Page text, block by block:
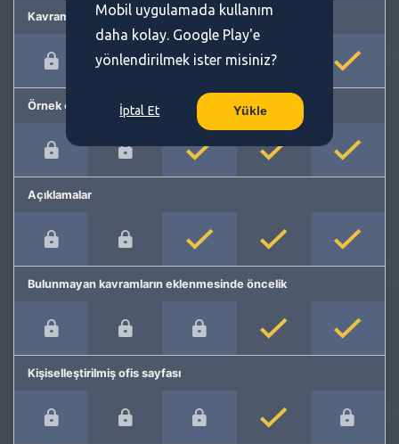
Kavram önerme
Örnek cümleler
Açıklamalar
Bulunmayan kavramların eklenmesinde öncelik
Kişiselleştirilmiş ofis sayfası
Mobil uygulamada kullanım
daha kolay. Google Play'e
yönlendirilmek ister misiniz?
İptal Et Yükle